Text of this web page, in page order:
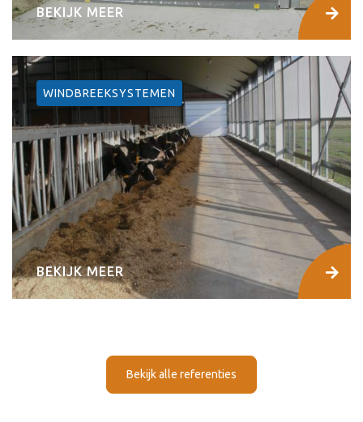
BEKIJK MEER
WINDBREEKSYSTEMEN
BEKIJK MEER
Bekijk alle referenties